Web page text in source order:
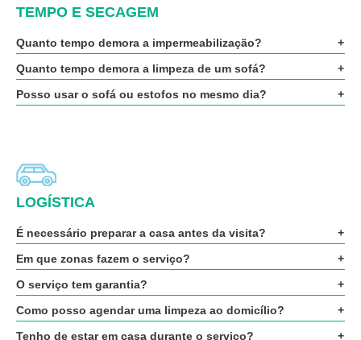
TEMPO E SECAGEM
Quanto tempo demora a impermeabilização?
Quanto tempo demora a limpeza de um sofá?
Posso usar o sofá ou estofos no mesmo dia?
LOGÍSTICA
É necessário preparar a casa antes da visita?
Em que zonas fazem o serviço?
O serviço tem garantia?
Como posso agendar uma limpeza ao domicílio?
Tenho de estar em casa durante o serviço?